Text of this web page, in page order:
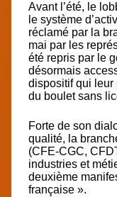
Avant l’été, le
le système
réclamé par la
mai par les
été repris par le
désormais
dispositif qui leur
du boulet sans
Forte de son
qualité, la
(CFE-CGC,
industries et
deuxième
française ».